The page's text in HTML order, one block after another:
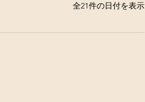
全21件の日付を表示